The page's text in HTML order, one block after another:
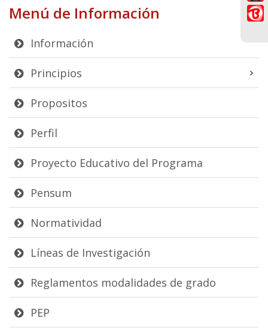
Menú de Información
Información
Principios
Propositos
Perfil
Proyecto Educativo del Programa
Pensum
Normatividad
Líneas de Investigación
Reglamentos modalidades de grado
PEP